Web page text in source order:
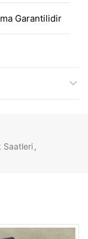
Garantilidir
Saatleri,